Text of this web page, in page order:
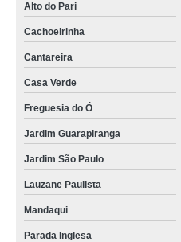
Alto do Pari
Cachoeirinha
Cantareira
Casa Verde
Freguesia do Ó
Jardim Guarapiranga
Jardim São Paulo
Lauzane Paulista
Mandaqui
Parada Inglesa